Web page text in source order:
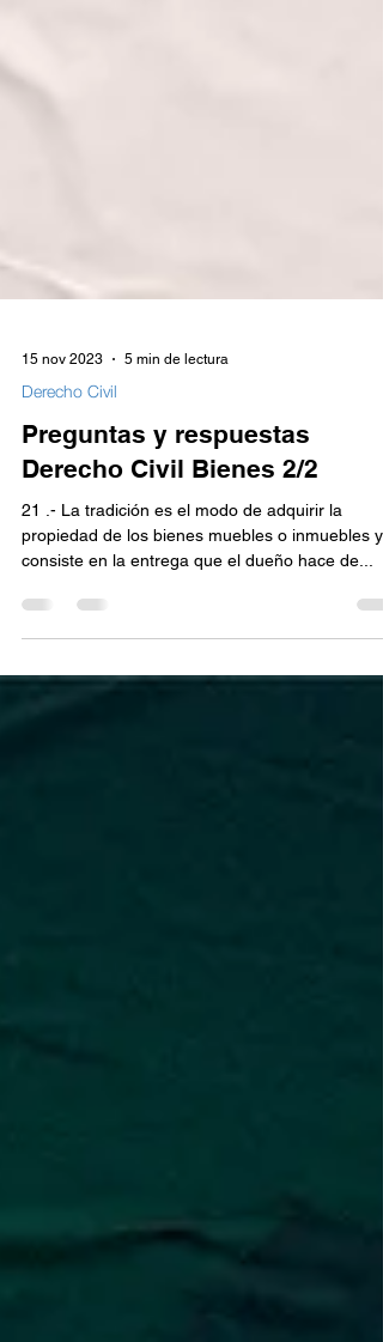
15 nov 2023
Derecho Civil
Preguntas y respuestas
Derecho Civil Bienes 2/2
21 .- La tradición es el modo de adquirir la
propiedad de los bienes muebles o inmuebles y